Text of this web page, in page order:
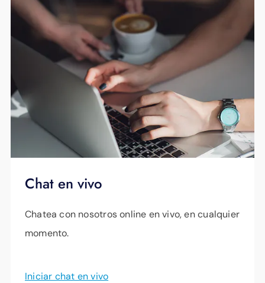
Obtenga más información sobre la red
automatizada
Programe su revisión de energía del hogar
gratuitaaquío llame al423-648-1372.
Chat en vivo
Chatea con nosotros online en vivo, en cualquier
momento.
Iniciar chat en vivo